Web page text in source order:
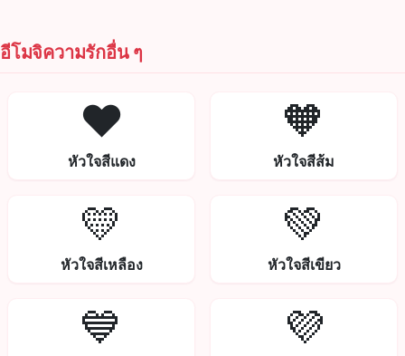
อีโมจิความรักอื่น ๆ
❤️
หัวใจสีแดง
🧡
หัวใจสีส้ม
💛
หัวใจสีเหลือง
💚
หัวใจสีเขียว
💙 💜